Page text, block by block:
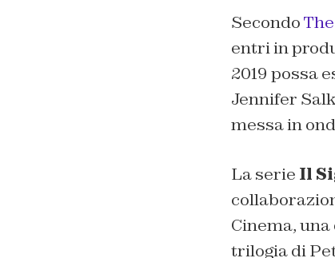
Secondo
entri in
2019 possa
Jennifer
messa in
La serie Il
Cinema,
trilogia di